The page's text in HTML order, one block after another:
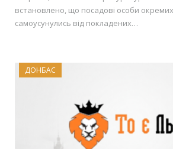
встановлено, що посадові особи
самоусунулись від покладених…
ДОНБАС